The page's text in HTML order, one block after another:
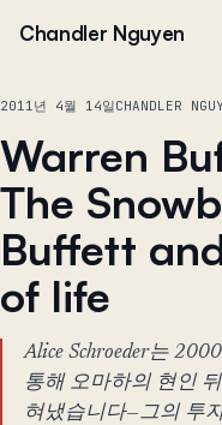
Chandler Nguyen
2011년 4월 14일CHANDLER
Warren
The
Buffett
of life
Alice Schroeder는
통해 오마하의 현인
혀냈습니다—그의 투